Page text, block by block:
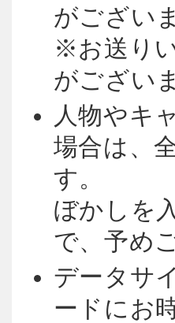
がござい
※お送り
がござい
人物やキ
場合は、
す。
ぼかしを
で、予め
データサ
ードにお